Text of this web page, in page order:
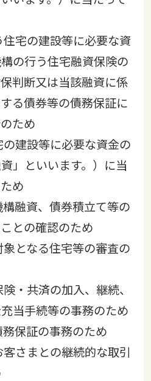
宅の建設等に必要な資
の行う住宅融資保険の
判断又は当該融資に係
る債券等の債務保証に
ため
建設等に必要な資金の
」といいます。）に当
め
融資、債券積立て等の
との確認のため
となる住宅等の審査の
共済の加入、継続、
当手続等の事務のため
保証の事務のため
さまとの継続的な取引